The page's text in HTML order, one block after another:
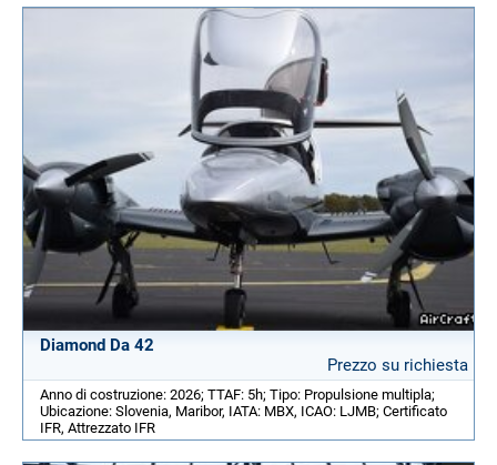
Diamond Da 42
Prezzo su richiesta
Anno di costruzione: 2026; TTAF: 5h; Tipo: Propulsione multipla;
Ubicazione: Slovenia, Maribor, IATA: MBX, ICAO: LJMB; Certificato
IFR, Attrezzato IFR